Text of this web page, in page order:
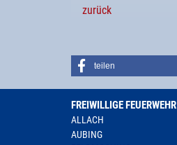
zurück
teilen
FREIWILLIGE FEUERWEHR
ALLACH
AUBING